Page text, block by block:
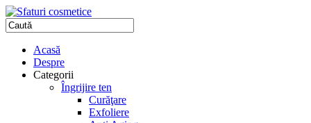
Acasă
Despre
Categorii
Îngrijire ten
Curăţare
Exfoliere